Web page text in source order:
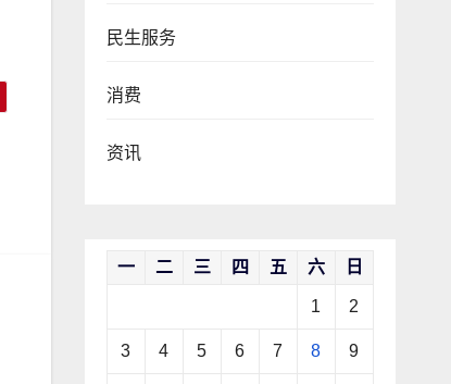
民生服务
消费
资讯
一 二 三 四 五 六 日
1 2
3 4 5 6 7 8 9